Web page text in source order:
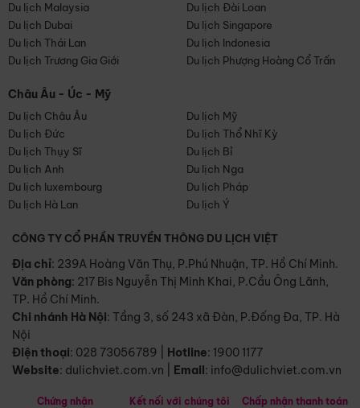
Du lịch Malaysia
Du lịch Đài Loan
Du lịch Dubai
Du lịch Singapore
Du lịch Thái Lan
Du lịch Indonesia
Du lịch Trương Gia Giới
Du lịch Phượng Hoàng Cổ Trấn
Châu Âu - Úc - Mỹ
Du lịch Châu Âu
Du lịch Mỹ
Du lịch Đức
Du lịch Thổ Nhĩ Kỳ
Du lịch Thụy Sĩ
Du lịch Bỉ
Du lịch Anh
Du lịch Nga
Du lịch luxembourg
Du lịch Pháp
Du lịch Hà Lan
Du lịch Ý
CÔNG TY CỔ PHẦN TRUYỀN THÔNG DU LỊCH VIỆT
Địa chỉ: 239A Hoàng Văn Thụ, P.Phú Nhuận, TP. Hồ Chí Minh.
Văn phòng: 217 Bis Nguyễn Thị Minh Khai, P.Cầu Ông Lãnh,
TP. Hồ Chí Minh.
Chi nhánh Hà Nội: Tầng 3, số 243 xã Đàn, P.Đống Đa, TP. Hà
Nội
Điện thoại: 028 73056789 Hotline: 1900 1177
Website: dulichviet.com.vn Email: info@dulichviet.com.vn
Chứng nhận Kết nối với chúng tôi Chấp nhận thanh toán